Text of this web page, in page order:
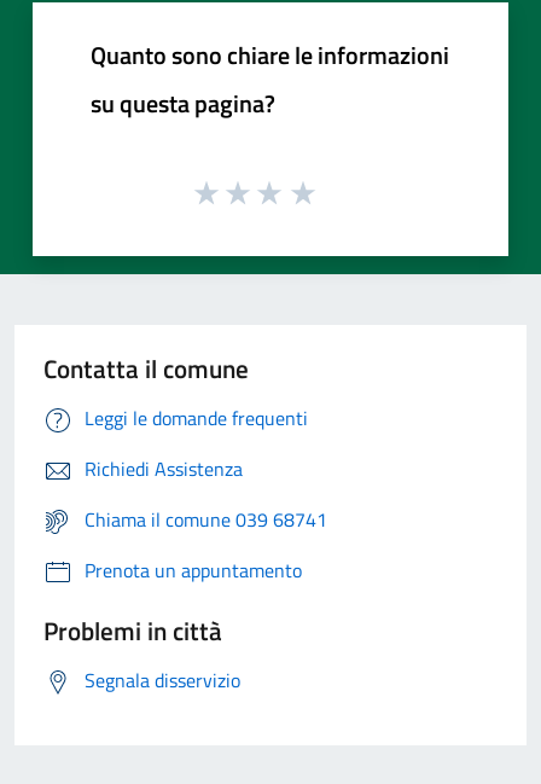
Quanto sono chiare le informazioni
su questa pagina?
Contatta il comune
Leggi le domande frequenti
Richiedi Assistenza
Chiama il comune 039 68741
Prenota un appuntamento
Problemi in città
Segnala disservizio